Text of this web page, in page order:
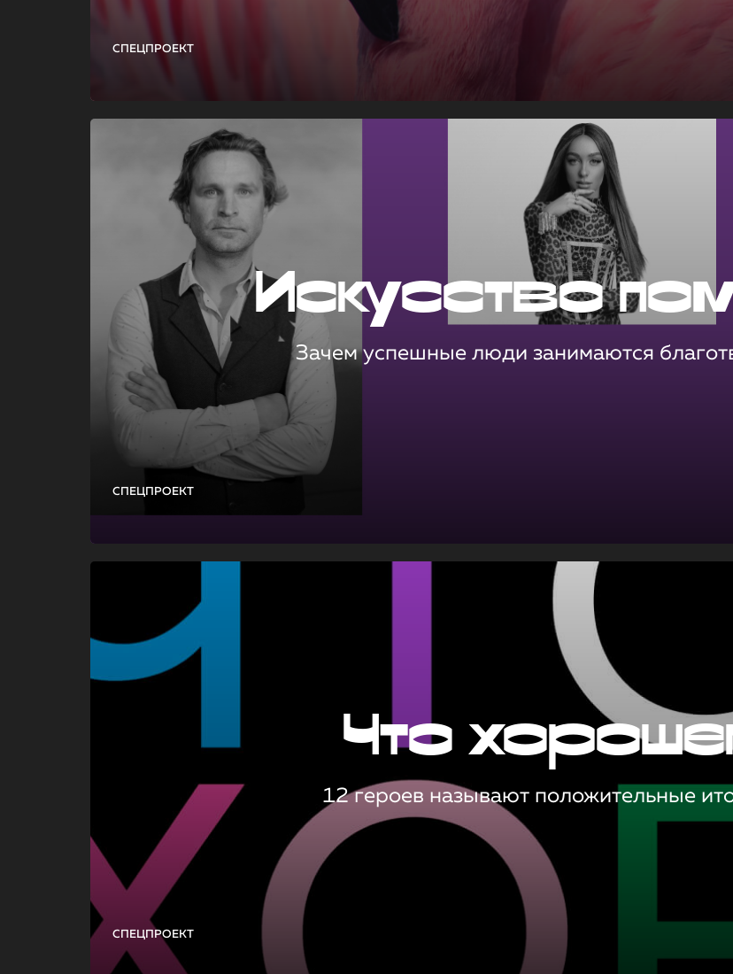
СПЕЦПРОЕКТ
СПЕЦПРОЕКТ
Искусство
Зачем успешные люди занимаются
СПЕЦПРОЕКТ
Что
12 героев называют положительные